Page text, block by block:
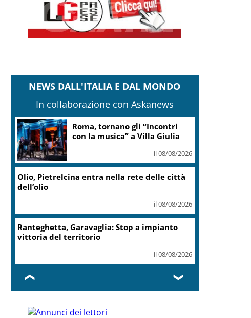
NEWS DALL'ITALIA E DAL MONDO
In collaborazione con Askanews
Roma, tornano gli “Incontri
con la musica” a Villa Giulia
il 08/08/2026
Olio, Pietrelcina entra nella rete delle città
dell’olio
il 08/08/2026
Ranteghetta, Garavaglia: Stop a impianto
vittoria del territorio
il 08/08/2026
❮ ❯